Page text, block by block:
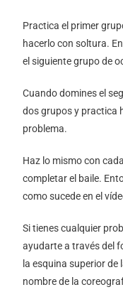
Practica el primer
hacerlo con soltura.
el siguiente grupo de
Cuando domines el
dos grupos y practica
problema.
Haz lo mismo con
completar el baile.
como sucede en el
Si tienes cualquier
ayudarte a través del
la esquina superior de
nombre de la